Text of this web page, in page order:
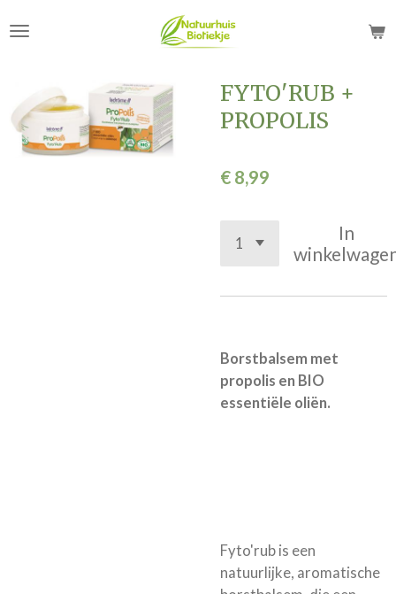
direct
hoofdinhoud
FYTO'RUB +
PROPOLIS
€ 8,99
In
Borstbalsem met
propolis en BIO
essentiële oliën.
Fyto'rub is een
natuurlijke, aromatische